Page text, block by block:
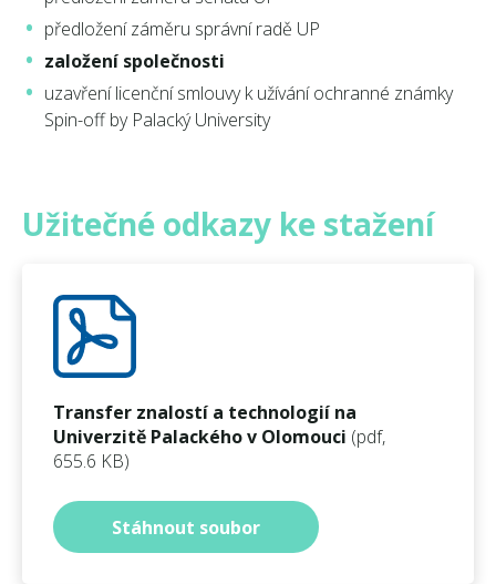
předložení záměru správní radě UP
založení společnosti
uzavření licenční smlouvy k užívání ochranné známky
Spin-off by Palacký University
Užitečné odkazy ke stažení
Transfer znalostí a technologií na
Univerzitě Palackého v Olomouci (pdf,
655.6 KB)
Stáhnout soubor